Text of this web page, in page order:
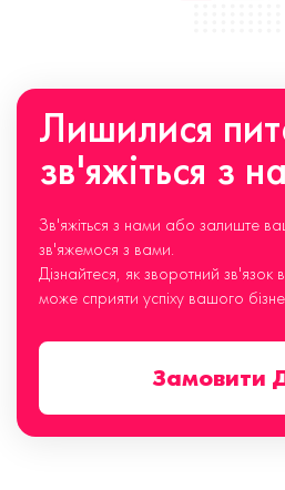
Лишилися
зв'яжіться з
Зв'яжіться з нами або залиште
зв'яжемося з вами.
Дізнайтеся, як зворотний зв'язок
може сприяти успіху вашого
Замовити